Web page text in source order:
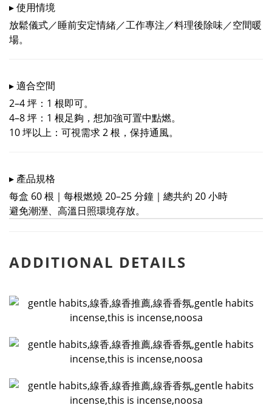
▸ 使用情境
放鬆儀式／睡前安定情緒／工作專注／料理後除味／空間暖
場。
▸ 適合空間
2–4 坪：1 根即可。
4–8 坪：1 根足夠，想加強可置中點燃。
10 坪以上：可視需求 2 根，保持通風。
▸ 產品規格
每盒 60 根｜每根燃燒 20–25 分鐘｜總共約 20 小時
避免潮溼、高溫日照環境存放。
ADDITIONAL DETAILS